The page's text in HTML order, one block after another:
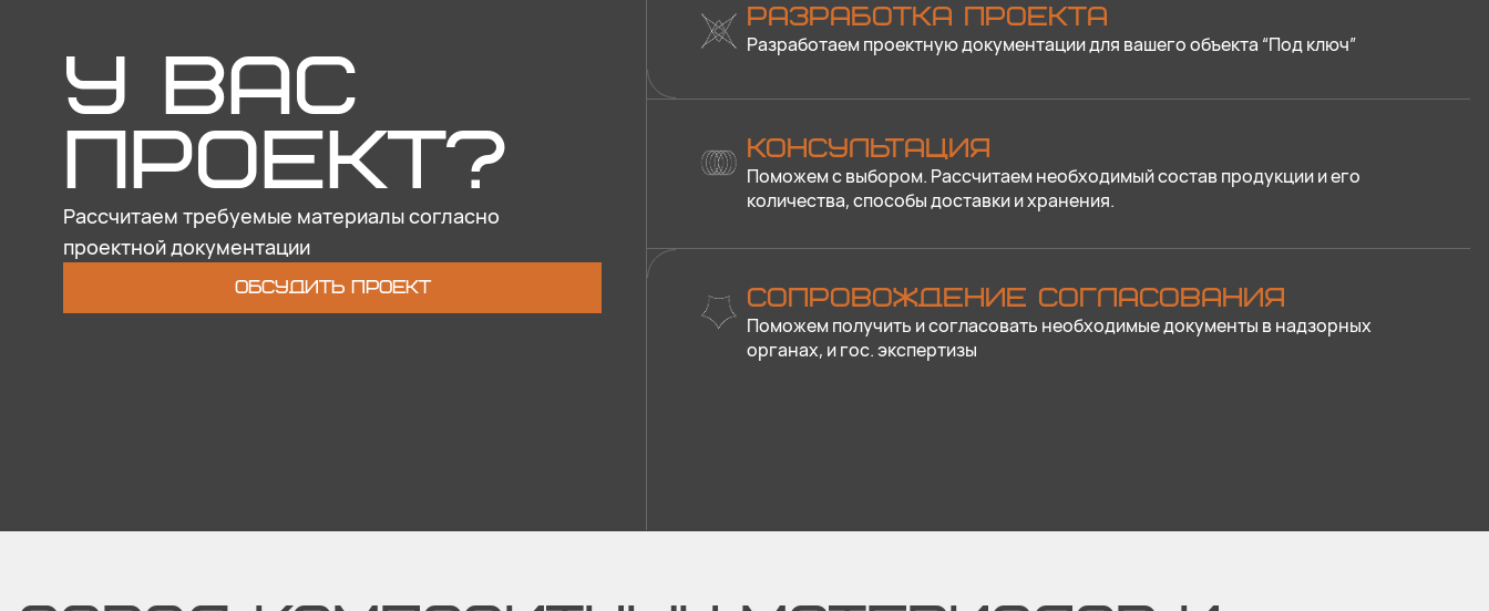
У ВАС
ПРОЕКТ?
Рассчитаем требуемые материалы согласно
проектной документации
ОБСУДИТЬ ПРОЕКТ
РАЗРАБОТКА ПРОЕКТА
Разработаем проектную документации для вашего объекта “Под ключ”
КОНСУЛЬТАЦИЯ
Поможем с выбором. Рассчитаем необходимый состав продукции и его
количества, способы доставки и хранения.
СОПРОВОЖДЕНИЕ СОГЛАСОВАНИЯ
Поможем получить и согласовать необходимые документы в надзорных
органах, и гос. экспертизы